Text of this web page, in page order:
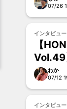
07/26
インタビュー
【
Vol.49
わか
07/12
インタビュー